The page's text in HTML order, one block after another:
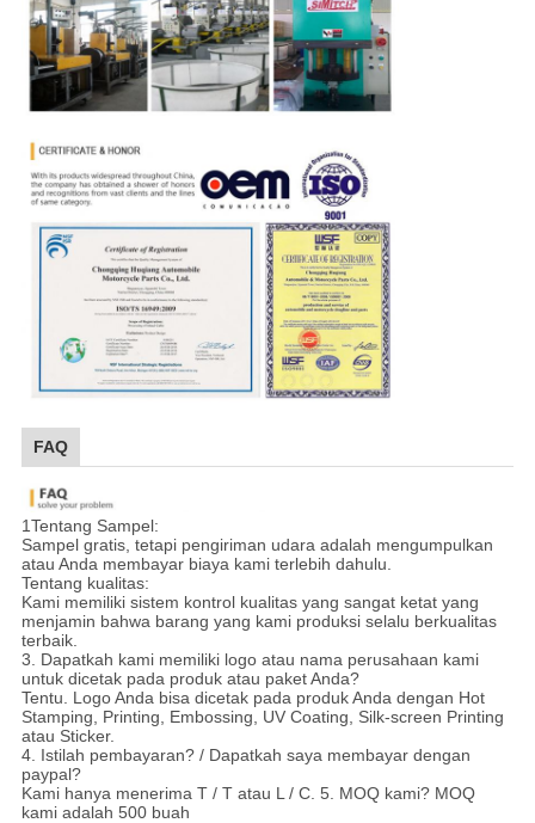
FAQ
1Tentang Sampel:
Sampel gratis, tetapi pengiriman udara adalah mengumpulkan
atau Anda membayar biaya kami terlebih dahulu.
Tentang kualitas:
Kami memiliki sistem kontrol kualitas yang sangat ketat yang
menjamin bahwa barang yang kami produksi selalu berkualitas
terbaik.
3. Dapatkah kami memiliki logo atau nama perusahaan kami
untuk dicetak pada produk atau paket Anda?
Tentu. Logo Anda bisa dicetak pada produk Anda dengan Hot
Stamping, Printing, Embossing, UV Coating, Silk-screen Printing
atau Sticker.
4. Istilah pembayaran? / Dapatkah saya membayar dengan
paypal?
Kami hanya menerima T / T atau L / C. 5. MOQ kami? MOQ
kami adalah 500 buah